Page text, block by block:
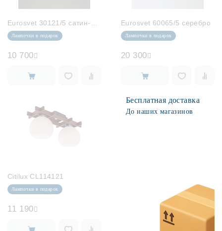
Лампочки в подарок
10 700
Eurosvet 60065/5 серебро
Лампочки в подарок
20 300
Citilux CL114121
Лампочки в подарок
11 190
Бесплатная доставка
До наших магазинов